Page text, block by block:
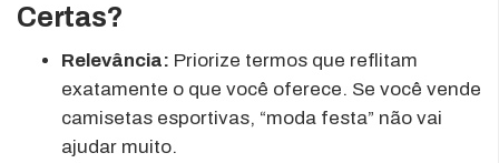
Certas?
Relevância: Priorize termos que reflitam
exatamente o que você oferece. Se você vende
camisetas esportivas, “moda festa” não vai
ajudar muito.